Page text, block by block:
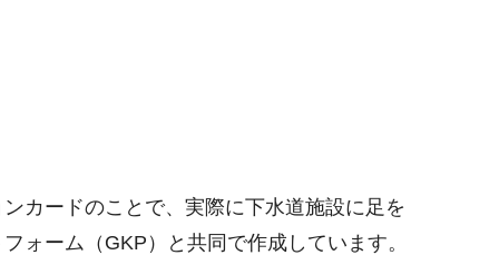
カードのことで、実際に下水道施設に足を
ォーム（GKP）と共同で作成しています。